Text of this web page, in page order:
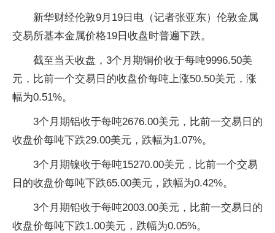
新华财经伦敦9月19日电（记者张亚东）伦敦金属
交易所基本金属价格19日收盘时普遍下跌。
截至当天收盘，3个月期铜价收于每吨9996.50美
元，比前一个交易日的收盘价每吨上涨50.50美元，涨
幅为0.51%。
3个月期铝收于每吨2676.00美元，比前一交易日的
收盘价每吨下跌29.00美元，跌幅为1.07%。
3个月期镍收于每吨15270.00美元，比前一个交易
日的收盘价每吨下跌65.00美元，跌幅为0.42%。
3个月期铅收于每吨2003.00美元，比前一交易日的
收盘价每吨下跌1.00美元，跌幅为0.05%。